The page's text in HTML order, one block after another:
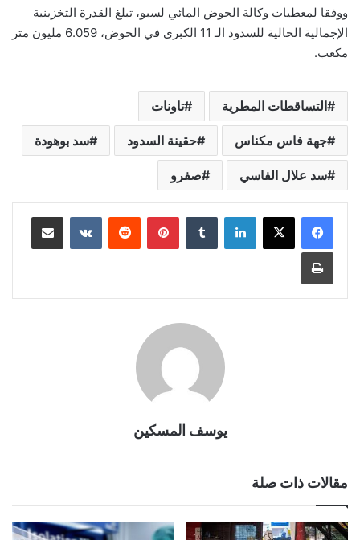
ووفقا لمعطيات وكالة الحوض المائي لسبو، تبلغ القدرة التخزينية
الإجمالية الحالية للسدود الـ 11 الكبرى في الحوض، 6.059 مليون متر
مكعب.
التساقطات المطرية تاونات
جهة فاس مكناس حقينة السدود سد بوهودة
سد علال الفاسي صفرو
لينكدإن بينتيريست مشاركة عبر البريد
طباعة
يوسف المسكين
مقالات ذات صلة